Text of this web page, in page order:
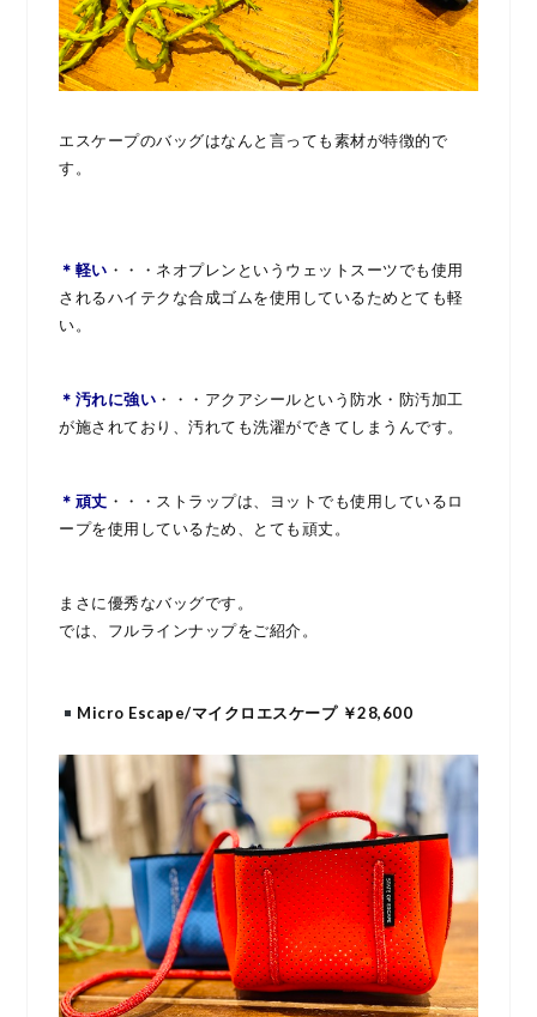
エスケープのバッグはなんと言っても素材が特徴的で
す。
＊軽い ・・・ネオプレンというウェットスーツでも使用
されるハイテクな合成ゴムを使用しているためとても軽
い。
＊汚れに強い ・・・アクアシールという防水・防汚加工
が施されており、汚れても洗濯ができてしまうんです。
＊頑丈 ・・・ストラップは、ヨットでも使用しているロ
ープを使用しているため、とても頑丈。
まさに優秀なバッグです。
では、フルラインナップをご紹介。
Micro Escape/マイクロエスケープ ￥28,600